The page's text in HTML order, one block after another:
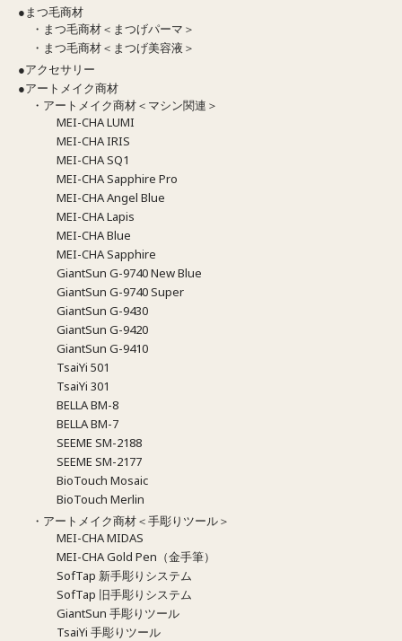
●まつ毛商材
・まつ毛商材＜まつげパーマ＞
・まつ毛商材＜まつげ美容液＞
●アクセサリー
●アートメイク商材
・アートメイク商材＜マシン関連＞
MEI-CHA LUMI
MEI-CHA IRIS
MEI-CHA SQ1
MEI-CHA Sapphire Pro
MEI-CHA Angel Blue
MEI-CHA Lapis
MEI-CHA Blue
MEI-CHA Sapphire
GiantSun G-9740 New Blue
GiantSun G-9740 Super
GiantSun G-9430
GiantSun G-9420
GiantSun G-9410
TsaiYi 501
TsaiYi 301
BELLA BM-8
BELLA BM-7
SEEME SM-2188
SEEME SM-2177
BioTouch Mosaic
BioTouch Merlin
・アートメイク商材＜手彫りツール＞
MEI-CHA MIDAS
MEI-CHA Gold Pen（金手筆）
SofTap 新手彫りシステム
SofTap 旧手彫りシステム
GiantSun 手彫りツール
TsaiYi 手彫りツール